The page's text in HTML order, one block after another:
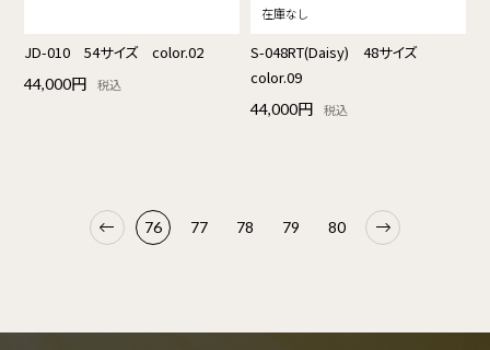
JD-010 54サイズ color.02
44,000円 税込
S-048RT(Daisy) 48サイズ
color.09
44,000円 税込
76 77 78 79 80